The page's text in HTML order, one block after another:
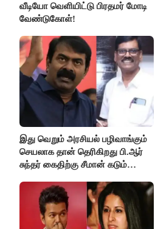
வீடியோ வெளியிட்டு பிரதமர் மோடி
வேண்டுகோள்!
இது வெறும் அரசியல் பழிவாங்கும்
செயலாக தான் தெரிகிறது பி.ஆர்
சுந்தர் கைதிற்கு சீமான் கடும்